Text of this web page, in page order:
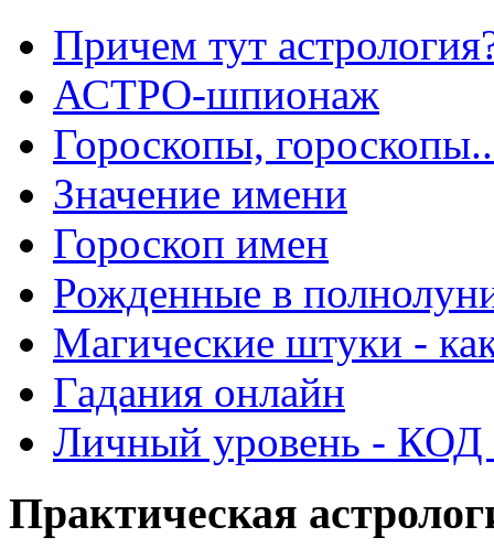
Причем тут
АСТРО-шпионаж
Гороскопы,
Значение имени
Гороскоп имен
Рожденные в
Магические штуки -
Гадания онлайн
Личный уровень - КОД
Практическая